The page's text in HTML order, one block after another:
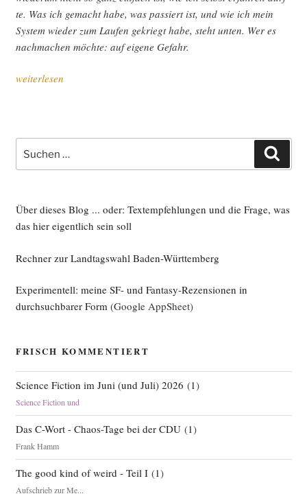
te. Was ich gemacht habe, was pas­siert ist, und wie ich mein
Sys­tem wie­der zum Lau­fen gekriegt habe, steht unten. Wer es
nach­ma­chen möch­te: auf eige­ne Gefahr.
„F4,
Kor­
rup­
(Nach­
trag
weiterlesen
nach:
Über dieses Blog ... oder: Textempfehlungen und die Frage, was
das hier eigentlich sein soll
Rechner zur Landtagswahl Baden-Württemberg
Experimentell: meine SF- und Fantasy-Rezensionen in
durchsuchbarer Form(Google AppSheet)
FRISCH KOMMENTIERT
Science Fiction im Juni (und Juli) 2026 (1)
Science Fiction und
Das C-Wort - Chaos-Tage bei der CDU(1)
Frank Hamm
The good kind of weird - Teil I(1)
Aufschrieb zur Me...